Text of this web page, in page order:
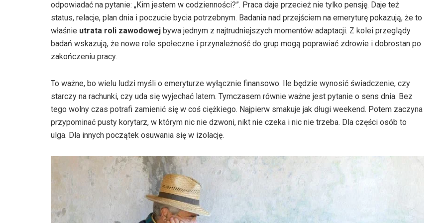
odpowiadać na pytanie: „Kim jestem w codzienności?”. Praca daje przecież nie tylko pensję. Daje też
status, relacje, plan dnia i poczucie bycia potrzebnym. Badania nad przejściem na emeryturę pokazują, że to
właśnie utrata roli zawodowej bywa jednym z najtrudniejszych momentów adaptacji. Z kolei przeglądy
badań wskazują, że nowe role społeczne i przynależność do grup mogą poprawiać zdrowie i dobrostan po
zakończeniu pracy.
To ważne, bo wielu ludzi myśli o emeryturze wyłącznie finansowo. Ile będzie wynosić świadczenie, czy
starczy na rachunki, czy uda się wyjechać latem. Tymczasem równie ważne jest pytanie o sens dnia. Bez
tego wolny czas potrafi zamienić się w coś ciężkiego. Najpierw smakuje jak długi weekend. Potem zaczyna
przypominać pusty korytarz, w którym nic nie dzwoni, nikt nie czeka i nic nie trzeba. Dla części osób to
ulga. Dla innych początek osuwania się w izolację.